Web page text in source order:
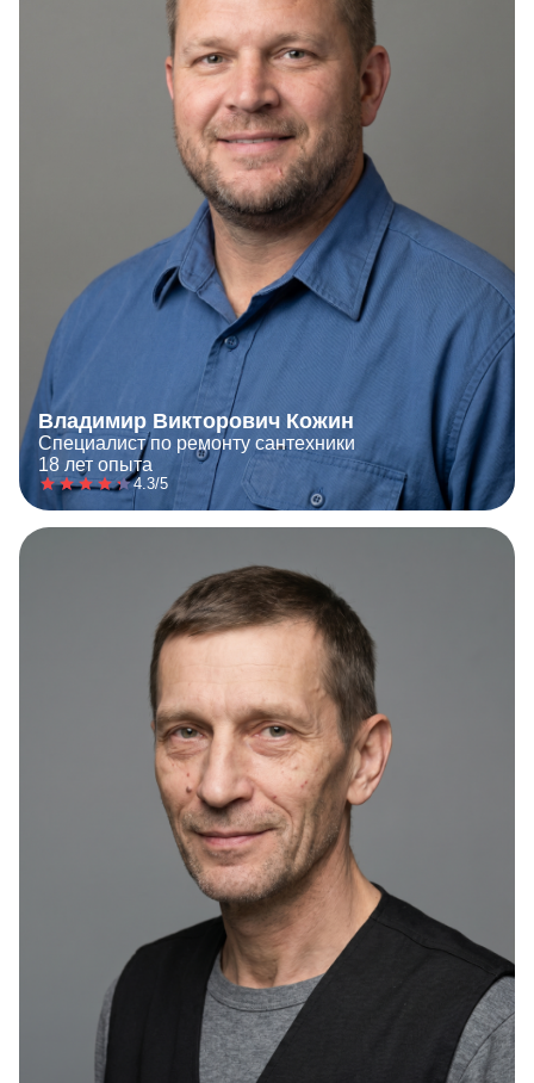
Владимир Викторович Кожин
Специалист по ремонту сантехники
18 лет опыта
4.3/5